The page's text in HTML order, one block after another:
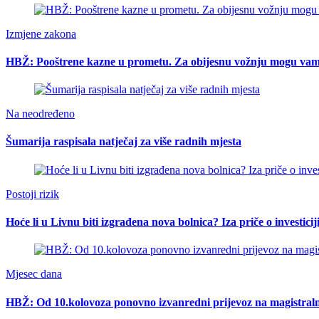
Izmjene zakona
HBŽ: Pooštrene kazne u prometu. Za obijesnu vožnju mogu
Na neodređeno
Šumarija raspisala natječaj za više radnih mjesta
Postoji rizik
Hoće li u Livnu biti izgrađena nova bolnica? Iza priče o
Mjesec dana
HBŽ: Od 10.kolovoza ponovno izvanredni prijevoz na